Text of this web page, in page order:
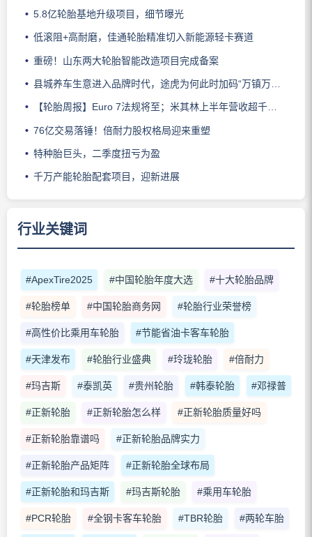
5.8亿轮胎基地升级项目，细节曝光
低滚阻+高耐磨，佳通轮胎精准切入新能源轻卡赛道
重磅！山东两大轮胎智能改造项目完成备案
县城养车生意进入品牌时代，途虎为何此时加码“万镇万店”？
【轮胎周报】Euro 7法规将至；米其林上半年营收超千亿；倍耐力上半年盈利稳增；龙星炭黑斩获欧洲近万吨订单
76亿交易落锤！倍耐力股权格局迎来重塑
特种胎巨头，二季度扭亏为盈
千万产能轮胎配套项目，迎新进展
行业关键词
#ApexTire2025 #中国轮胎年度大选 #十大轮胎品牌
#轮胎榜单 #中国轮胎商务网 #轮胎行业荣誉榜
#高性价比乘用车轮胎 #节能省油卡客车轮胎
#天津发布 #轮胎行业盛典 #玲珑轮胎 #倍耐力
#玛吉斯 #泰凯英 #贵州轮胎 #韩泰轮胎 #邓禄普
#正新轮胎 #正新轮胎怎么样 #正新轮胎质量好吗
#正新轮胎靠谱吗 #正新轮胎品牌实力
#正新轮胎产品矩阵 #正新轮胎全球布局
#正新轮胎和玛吉斯 #玛吉斯轮胎 #乘用车轮胎
#PCR轮胎 #全钢卡客车轮胎 #TBR轮胎 #两轮车胎